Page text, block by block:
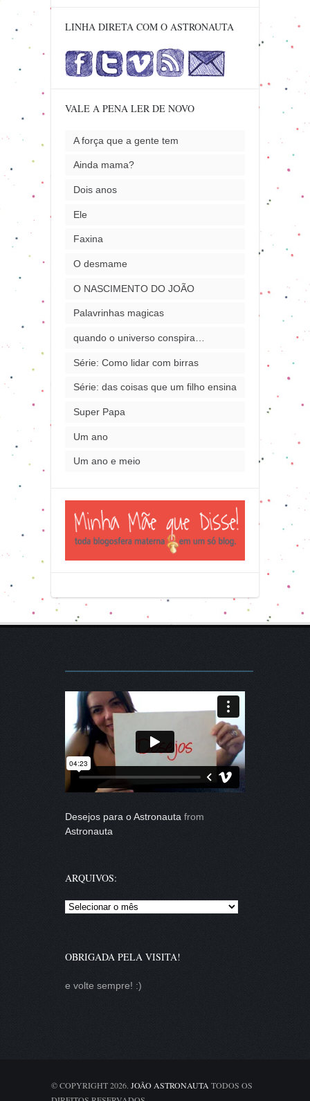
LINHA DIRETA COM O ASTRONAUTA
VALE A PENA LER DE NOVO
A força que a gente tem
Ainda mama?
Dois anos
Ele
Faxina
O desmame
O NASCIMENTO DO JOÃO
Palavrinhas magicas
quando o universo conspira…
Série: Como lidar com birras
Série: das coisas que um filho ensina
Super Papa
Um ano
Um ano e meio
Desejos para o Astronauta from
Astronauta
ARQUIVOS:
Arquivos:
OBRIGADA PELA VISITA!
e volte sempre! :)
© COPYRIGHT 2026. JOÃO ASTRONAUTA TODOS OS